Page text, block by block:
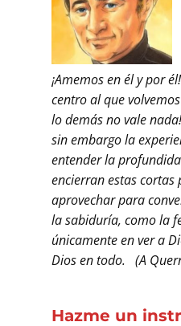
¡Amemos en él y por
centro al que
lo demás no vale
sin embargo la
entender la
encierran estas
aprovechar para
la sabiduría, como la
únicamente en ver a
Dios en todo. (A
Hazme un